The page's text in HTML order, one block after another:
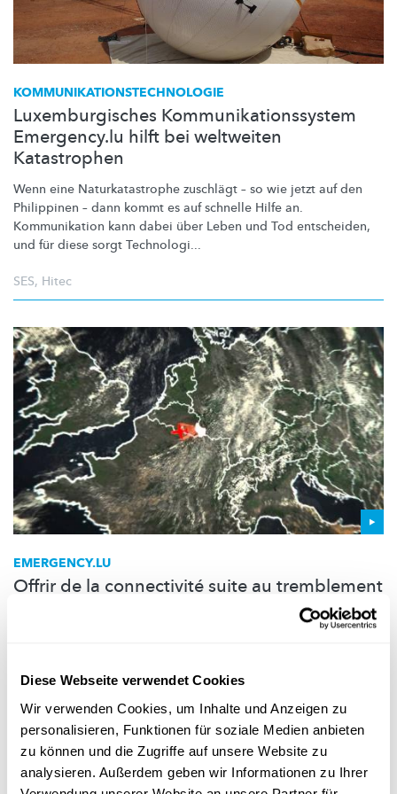
Diese Webseite verwendet Cookies
Wir verwenden Cookies, um Inhalte und Anzeigen zu
personalisieren, Funktionen für soziale Medien anbieten
zu können und die Zugriffe auf unsere Website zu
analysieren. Außerdem geben wir Informationen zu Ihrer
KOMMUNIKATIONSTECHNOLOGIE
Luxemburgisches Kommunikationssystem
Emergency.lu hilft bei weltweiten
Katastrophen
Wenn eine Naturkatastrophe zuschlägt – so wie jetzt auf den
Philippinen – dann kommt es auf schnelle Hilfe an.
Kommunikation kann dabei über Leben und Tod entscheiden,
und für diese sorgt Technologi...
SES, Hitec
EMERGENCY.LU
Offrir de la connectivité suite au tremblement
populations affectées par la catastrophe naturelle.
SES, Hitec,Luxembourg Air Rescue